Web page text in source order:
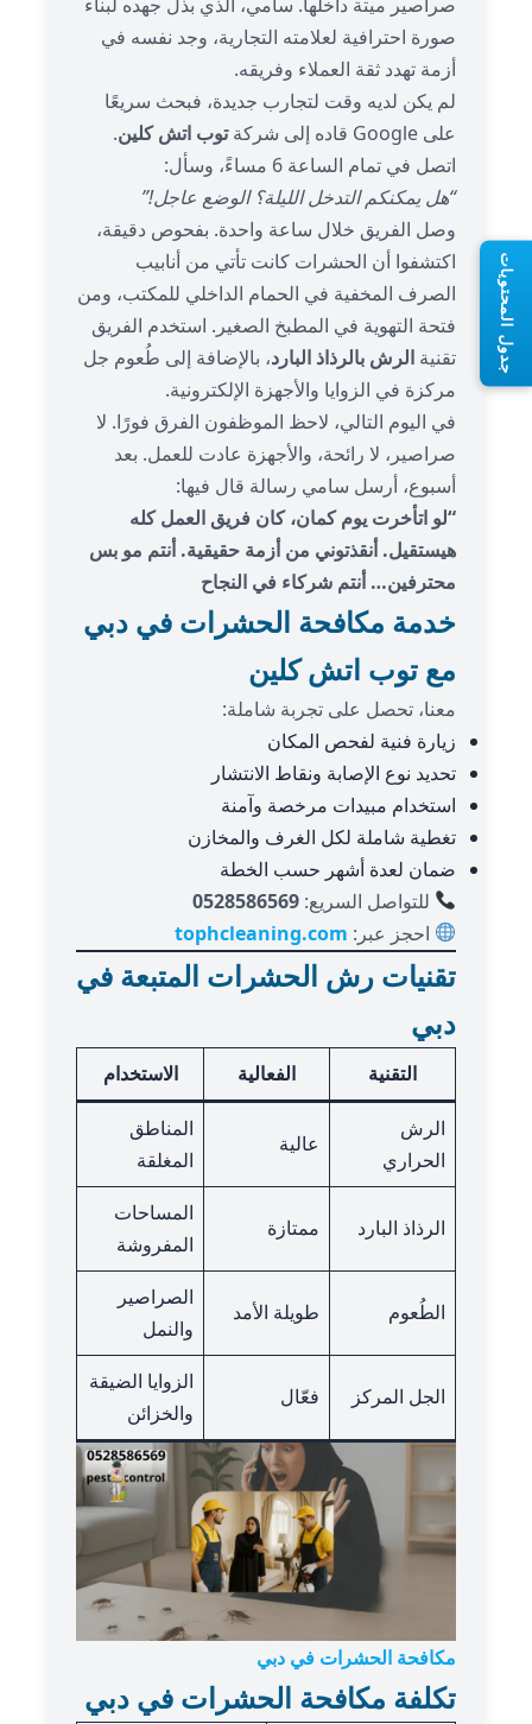
صورة احترافية لعلامته التجارية، وجد نفسه في
أزمة تهدد ثقة العملاء وفريقه.
لم يكن لديه وقت لتجارب جديدة، فبحث سريعًا
على Google قاده إلى شركة
توب اتش كلين.
اتصل في تمام الساعة 6 مساءً، وسأل:
“هل يمكنكم التدخل الليلة؟ الوضع عاجل!”
وصل الفريق خلال ساعة واحدة. بفحوص دقيقة،
اكتشفوا أن الحشرات كانت تأتي من أنابيب
الصرف المخفية في الحمام الداخلي للمكتب، ومن
فتحة التهوية في المطبخ الصغير. استخدم الفريق
تقنية الرش بالرذاذ البارد، بالإضافة إلى طُعوم جل
مركزة في الزوايا والأجهزة الإلكترونية.
في اليوم التالي، لاحظ الموظفون الفرق فورًا. لا
صراصير، لا رائحة، والأجهزة عادت للعمل. بعد
أسبوع، أرسل سامي رسالة قال فيها:
“لو اتأخرت يوم كمان، كان فريق العمل كله
هيستقيل. أنقذتوني من أزمة حقيقية. أنتم مو بس
محترفين… أنتم شركاء في النجاح
خدمة مكافحة الحشرات في دبي
مع توب اتش كلين
معنا، تحصل على تجربة شاملة:
زيارة فنية لفحص المكان
تحديد نوع الإصابة ونقاط الانتشار
استخدام مبيدات مرخصة وآمنة
تغطية شاملة لكل الغرف والمخازن
ضمان لعدة أشهر حسب الخطة
للتواصل السريع:0528586569
احجز عبر: tophcleaning.com
تقنيات رش الحشرات المتبعة في
دبي
التقنية الفعالية الاستخدام
الرش
الحراري
عالية
المناطق
المغلقة
الرذاذ البارد ممتازة
المساحات
المفروشة
الطُعوم طويلة الأمد
الصراصير
والنمل
الجل المركز فعّال
الزوايا الضيقة
والخزائن
مكافحة الحشرات في دبي
تكلفة مكافحة الحشرات في دبي
جدول المحتويات